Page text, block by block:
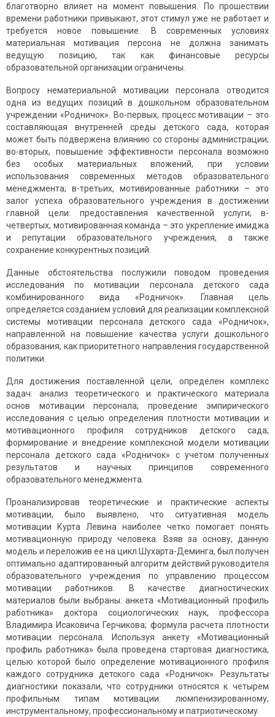
благотворно влияет на момент повышения. По прошествии
времени работники привыкают, этот стимул уже не работает и
требуется новое повышение. В современных условиях
материальная мотивация персона не должна занимать
ведущую позицию, так как финансовые ресурсы
образовательной организации ограничены.
Вопросу нематериальной мотивации персонала отводится
одна из ведущих позиций в дошкольном образовательном
учреждении «Родничок». Во-первых, процесс мотивации – это
составляющая внутренней среды детского сада, которая
может быть подвержена влиянию со стороны администрации;
во-вторых, повышение эффективности персонала возможно
без особых материальных вложений, при условии
использования современных методов образовательного
менеджмента; в-третьих, мотивированные работники – это
залог успеха образовательного учреждения в достижении
главной цели: предоставления качественной услуги; в-
четвертых, мотивированная команда – это укрепление имиджа
и репутации образовательного учреждения, а также
сохранение конкурентных позиций.
Данные обстоятельства послужили поводом проведения
исследования по мотивации персонала детского сада
комбинированного вида «Родничок». Главная цель
определяется созданием условий для реализации комплексной
системы мотивации персонала детского сада «Родничок»,
направленной на повышение качества услуги дошкольного
образования, как приоритетного направления государственной
политики.
Для достижения поставленной цели, определен комплекс
задач: анализ теоретического и практического материала
основ мотивации персонала; проведение эмпирического
исследования с целью определения плотности мотивации и
мотивационного профиля сотрудников детского сада;
формирование и внедрение комплексной модели мотивации
персонала детского сада «Родничок» с учетом полученных
результатов и научных принципов современного
образовательного менеджмента.
Проанализировав теоретические и практические аспекты
мотивации, было выявлено, что ситуативная модель
мотивации Курта Левина наиболее четко помогает понять
мотивационную природу человека. Взяв за основу, данную
модель и переложив ее на цикл Шухарта-Деминга, был получен
оптимально адаптированный алгоритм действий руководителя
образовательного учреждения по управлению процессом
мотивации работников. В качестве диагностических
материалов были выбраны: анкета «Мотивационный профиль
работника» доктора социологических наук, профессора
Владимира Исаковича Герчикова; формула расчета плотности
мотивации персонала. Используя анкету «Мотивационный
профиль работника» была проведена стартовая диагностика,
целью которой было определение мотивационного профиля
каждого сотрудника детского сада «Родничок». Результаты
диагностики показали, что сотрудники относятся к четырем
профильным типам мотивации: люмпенизированному,
инструментальному, профессиональному и патриотическому.